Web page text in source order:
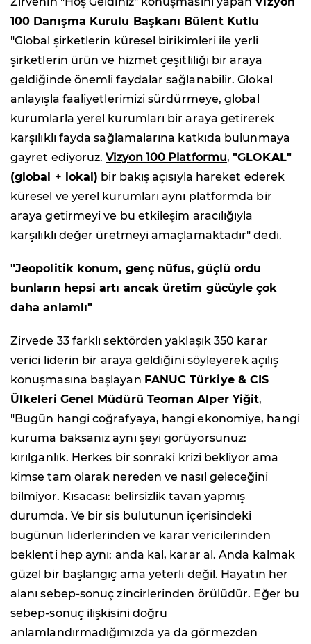
100 Danışma Kurulu Başkanı Bülent Kutlu
"Global şirketlerin küresel birikimleri ile yerli
şirketlerin ürün ve hizmet çeşitliliği bir araya
geldiğinde önemli faydalar sağlanabilir. Glokal
anlayışla faaliyetlerimizi sürdürmeye, global
kurumlarla yerel kurumları bir araya getirerek
karşılıklı fayda sağlamalarına katkıda bulunmaya
gayret ediyoruz.Vizyon 100 Platformu,"GLOKAL"
(global + lokal) bir bakış açısıyla hareket ederek
küresel ve yerel kurumları aynı platformda bir
araya getirmeyi ve bu etkileşim aracılığıyla
karşılıklı değer üretmeyi amaçlamaktadır" dedi.
"Jeopolitik konum, genç nüfus, güçlü ordu
bunların hepsi artı ancak üretim gücüyle çok
daha anlamlı"
Zirvede 33 farklı sektörden yaklaşık 350 karar
verici liderin bir araya geldiğini söyleyerek açılış
konuşmasına başlayan FANUC Türkiye & CIS
Ülkeleri Genel Müdürü Teoman Alper Yiğit,
"Bugün hangi coğrafyaya, hangi ekonomiye, hangi
kuruma baksanız aynı şeyi görüyorsunuz:
kırılganlık. Herkes bir sonraki krizi bekliyor ama
kimse tam olarak nereden ve nasıl geleceğini
bilmiyor. Kısacası: belirsizlik tavan yapmış
durumda. Ve bir sis bulutunun içerisindeki
bugünün liderlerinden ve karar vericilerinden
beklenti hep aynı: anda kal, karar al. Anda kalmak
güzel bir başlangıç ama yeterli değil. Hayatın her
alanı sebep-sonuç zincirlerinden örülüdür. Eğer bu
sebep-sonuç ilişkisini doğru
anlamlandırmadığımızda ya da görmezden